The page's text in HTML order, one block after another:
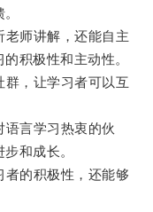
师讲解，还能自主
积极性和主动性。
，让学习者可以互
言学习热衷的伙
和成长。
的积极性，还能够